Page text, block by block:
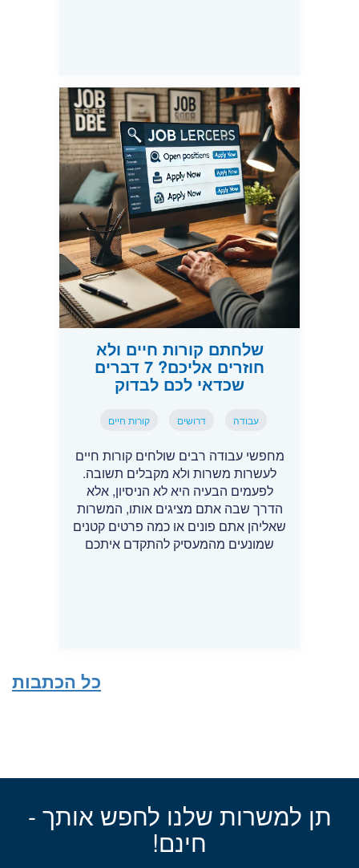
שלחתם קורות חיים ולא
חוזרים אליכם? 7 דברים
שכדאי לכם לבדוק
עבודה דרושים קורות חיים
מחפשי עבודה רבים שולחים קורות חיים
לעשרות משרות ולא מקבלים תשובה.
לפעמים הבעיה היא לא הניסיון, אלא
הדרך שבה אתם מציגים אותו, המשרות
שאליהן אתם פונים או כמה פרטים קטנים
שמונעים מהמעסיק להתקדם איתכם
כל הכתבות
תן למשרות שלנו לחפש אותך -
חינם!